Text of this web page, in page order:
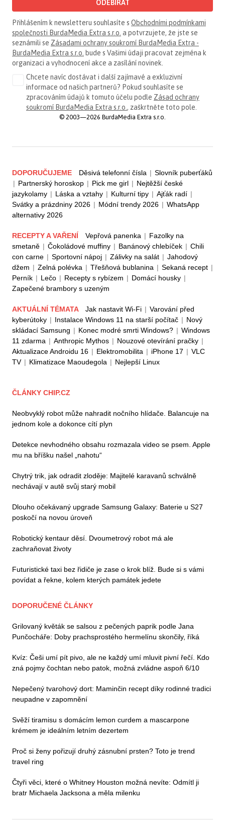
ODEBÍRAT
Přihlášením k newsletteru souhlasíte s Obchodními podmínkami
společnosti BurdaMedia Extra s.r.o. a potvrzujete, že jste se
seznámili se Zásadami ochrany soukromí BurdaMedia Extra -
BurdaMedia Extra s.r.o. bude s Vašimi údaji pracovat zejména k
organizaci a vyhodnocení akce a zasílání novinek.
Chcete navíc dostávat i další zajímavé a exkluzivní
informace od našich partnerů? Pokud souhlasíte se
zpracováním údajů k tomuto účelu podle Zásad ochrany
soukromí BurdaMedia Extra s.r.o. , zaškrtněte toto pole.
© 2003—2026 BurdaMedia Extra s.r.o.
DOPORUČUJEME Děsivá telefonní čísla | Slovník puberťáků
| Partnerský horoskop | Pick me girl | Nejtěžší české
jazykolamy | Láska a vztahy | Kulturní tipy | Ajťák radí |
Svátky a prázdniny 2026 | Módní trendy 2026 | WhatsApp
alternativy 2026
RECEPTY A VAŘENÍ Vepřová panenka | Fazolky na
smetaně | Čokoládové muffiny | Banánový chlebíček | Chili
con carne | Sportovní nápoj | Zálivky na salát | Jahodový
džem | Zelná polévka | Třešňová bublanina | Sekaná recept |
Perník | Lečo | Recepty s rybízem | Domácí housky |
Zapečené brambory s uzeným
AKTUÁLNÍ TÉMATA Jak nastavit Wi-Fi | Varování před
kyberútoky | Instalace Windows 11 na starší počítač | Nový
skládací Samsung | Konec modré smrti Windows? | Windows
11 zdarma | Anthropic Mythos | Nouzové otevírání pračky |
Aktualizace Androidu 16 | Elektromobilita | iPhone 17 | VLC
TV | Klimatizace Maoudegola | Nejlepší Linux
ČLÁNKY CHIP.CZ
Neobvyklý robot může nahradit nočního hlídače. Balancuje na
jednom kole a dokonce cítí plyn
Detekce nevhodného obsahu rozmazala video se psem. Apple
mu na bříšku našel „nahotu“
Chytrý trik, jak odradit zloděje: Majitelé karavanů schválně
nechávají v autě svůj starý mobil
Dlouho očekávaný upgrade Samsung Galaxy: Baterie u S27
poskočí na novou úroveň
Robotický kentaur děsí. Dvoumetrový robot má ale
zachraňovat životy
Futuristické taxi bez řidiče je zase o krok blíž. Bude si s vámi
povídat a řekne, kolem kterých památek jedete
DOPORUČENÉ ČLÁNKY
Grilovaný květák se salsou z pečených paprik podle Jana
Punčocháře: Doby prachsprostého hermelínu skončily, říká
Kvíz: Češi umí pít pivo, ale ne každý umí mluvit pivní řečí. Kdo
zná pojmy čochtan nebo patok, možná zvládne aspoň 6/10
Nepečený tvarohový dort: Maminčin recept díky rodinné tradici
neupadne v zapomnění
Svěží tiramisu s domácím lemon curdem a mascarpone
krémem je ideálním letním dezertem
Proč si ženy pořizují druhý zásnubní prsten? Toto je trend
travel ring
Čtyři věci, které o Whitney Houston možná nevíte: Odmítl ji
bratr Michaela Jacksona a měla milenku